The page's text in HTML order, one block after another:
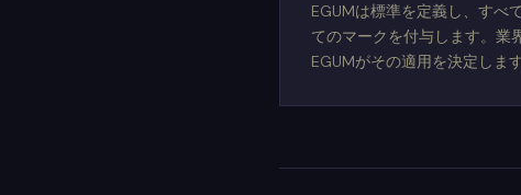
EGUMは標準を定義し、すべ
てのマークを付与します。業
EGUMがその適用を決定します